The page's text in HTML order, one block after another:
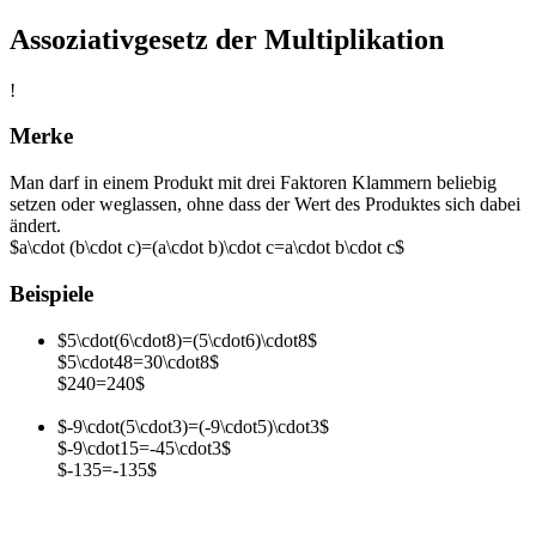
Assoziativgesetz der Multiplikation
!
Merke
Man darf in einem Produkt mit drei Faktoren Klammern beliebig
setzen oder weglassen, ohne dass der Wert des Produktes sich dabei
ändert.
$a\cdot (b\cdot c)=(a\cdot b)\cdot c=a\cdot b\cdot c$
Beispiele
$5\cdot(6\cdot8)=(5\cdot6)\cdot8$
$5\cdot48=30\cdot8$
$240=240$
$-9\cdot(5\cdot3)=(-9\cdot5)\cdot3$
$-9\cdot15=-45\cdot3$
$-135=-135$